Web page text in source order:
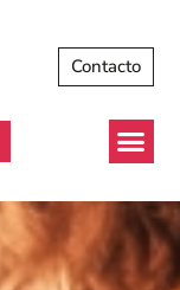
Contacto